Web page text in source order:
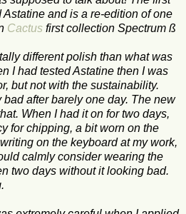
and is a re-edition of one
Cactus first collection Spectrum ß
different polish than what was
I had tested Astatine then I was
but not with the sustainability.
after barely one day. The new
When I had it on for two days,
for chipping, a bit worn on the
on the keyboard at my work,
calmly consider wearing the
two days without it looking bad.